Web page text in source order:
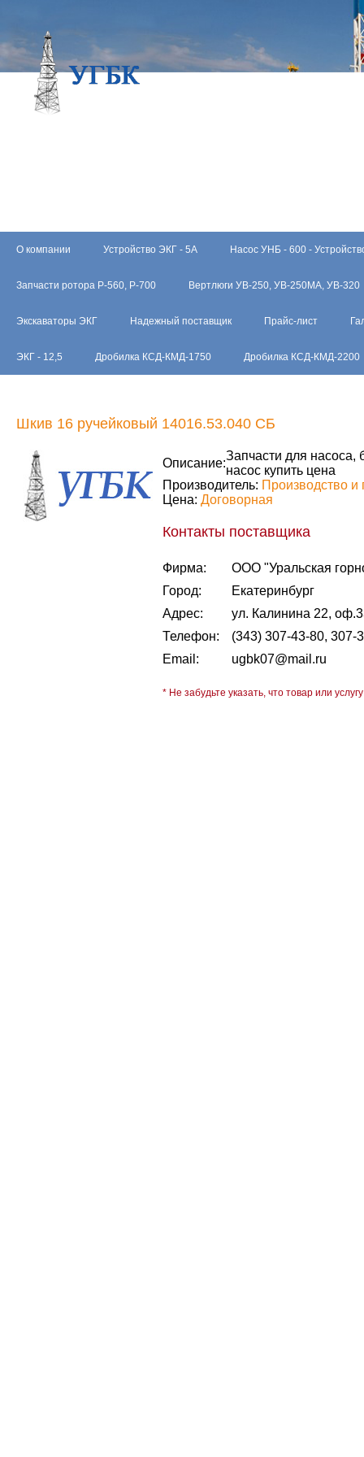
О компании Устройство ЭКГ - 5А Насос УНБ - 600 -
Запчасти ротора Р-560, Р-700 Вертлюги УВ-250, УВ-250МА, УВ-320
Экскаваторы ЭКГ Надежный поставщик Прайс-лист
ЭКГ - 12,5 Дробилка КСД-КМД-1750 Дробилка КСД-КМД-2200
Шкив 16 ручейковый 14016.53.040 СБ
Описание:
Запчасти для насоса,
насос купить цена
Производитель: Производство и
Цена: Договорная
Контакты поставщика
Фирма:
ООО "Уральская
Город:
Екатеринбург
Адрес:
ул. Калинина 22,
Телефон:
(343) 307-43-80, 307-
Email:
ugbk07@mail.ru
* Не забудьте указать, что товар или